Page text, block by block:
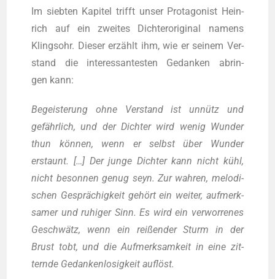
Im sieb­ten Kapi­tel trifft unser Prot­ago­nist Hein­
rich auf ein zwei­tes Dich­t­er­ori­gi­nal namens
Klings­ohr. Die­ser erzählt ihm, wie er sei­nem Ver­
stand die inter­es­san­tes­ten Gedan­ken abrin­
gen kann:
Begeis­te­rung ohne Ver­stand ist unnütz und
gefähr­lich, und der Dich­ter wird wenig Wun­der
thun kön­nen, wenn er selbst über Wun­der
erstaunt. […] Der jun­ge Dich­ter kann nicht kühl,
nicht beson­nen genug seyn. Zur wah­ren, melo­di­
schen Gesprä­chig­keit gehört ein wei­ter, auf­merk­
sa­mer und ruhi­ger Sinn. Es wird ein ver­wor­re­nes
Geschwätz, wenn ein rei­ßen­der Sturm in der
Brust tobt, und die Auf­merk­sam­keit in eine zit­
tern­de Gedan­ken­lo­sig­keit auflöst.